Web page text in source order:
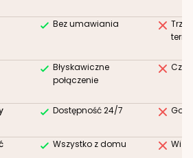
Bez umawiania
Błyskawiczne
połączenie
Dostępność 24/7
Wszystko z domu